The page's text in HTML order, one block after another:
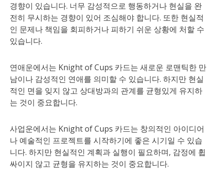
경향이 있습니다. 너무 감성적으로 행동하거나 현실을 완
전히 무시하는 경향이 있어 조심해야 합니다. 또한 현실적
인 문제나 책임을 회피하거나 피하기 쉬운 상황에 처할 수
있습니다.
연애운에서는 Knight of Cups 카드는 새로운 로맨틱한 만
남이나 감성적인 연애를 의미할 수 있습니다. 하지만 현실
적인 면을 잊지 않고 상대방과의 관계를 균형있게 유지하
는 것이 중요합니다.
사업운에서는 Knight of Cups 카드는 창의적인 아이디어
나 예술적인 프로젝트를 시작하기에 좋은 시기일 수 있습
니다. 하지만 현실적인 계획과 실행이 필요하며, 감정에 휩
싸이지 않고 균형을 유지하는 것이 중요합니다.